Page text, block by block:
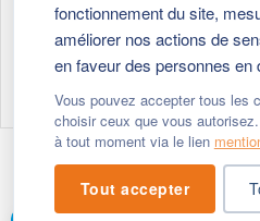
fonctionnement du site,
améliorer nos actions de
en faveur des personnes en
Vous pouvez accepter tous les
choisir ceux que vous
à tout moment via le lien
Tout accepter
69647 Caluire et Cuire cedex
+ 33 (0)4 72 27 42 58
- ©